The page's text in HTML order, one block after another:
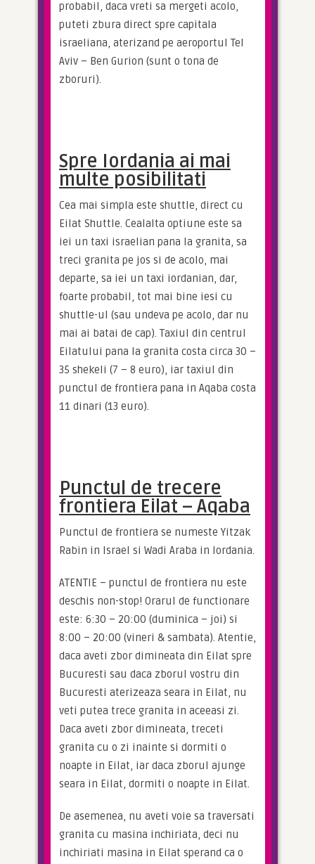
probabil, daca vreti sa mergeti acolo,
puteti zbura direct spre capitala
israeliana, aterizand pe aeroportul Tel
Aviv – Ben Gurion (sunt o tona de
zboruri).
Spre Iordania ai mai
multe posibilitati
Cea mai simpla este shuttle, direct cu
Eilat Shuttle. Cealalta optiune este sa
iei un taxi israelian pana la granita, sa
treci granita pe jos si de acolo, mai
departe, sa iei un taxi iordanian, dar,
foarte probabil, tot mai bine iesi cu
shuttle-ul (sau undeva pe acolo, dar nu
mai ai batai de cap). Taxiul din centrul
Eilatului pana la granita costa circa 30 –
35 shekeli (7 – 8 euro), iar taxiul din
punctul de frontiera pana in Aqaba costa
11 dinari (13 euro).
Punctul de trecere
frontiera Eilat – Aqaba
Punctul de frontiera se numeste Yitzak
Rabin in Israel si Wadi Araba in Iordania.
ATENTIE – punctul de frontiera nu este
deschis non-stop! Orarul de functionare
este: 6:30 – 20:00 (duminica – joi) si
8:00 – 20:00 (vineri & sambata). Atentie,
daca aveti zbor dimineata din Eilat spre
Bucuresti sau daca zborul vostru din
Bucuresti aterizeaza seara in Eilat, nu
veti putea trece granita in aceeasi zi.
Daca aveti zbor dimineata, treceti
granita cu o zi inainte si dormiti o
noapte in Eilat, iar daca zborul ajunge
seara in Eilat, dormiti o noapte in Eilat.
De asemenea, nu aveti voie sa traversati
granita cu masina inchiriata, deci nu
inchiriati masina in Eilat sperand ca o